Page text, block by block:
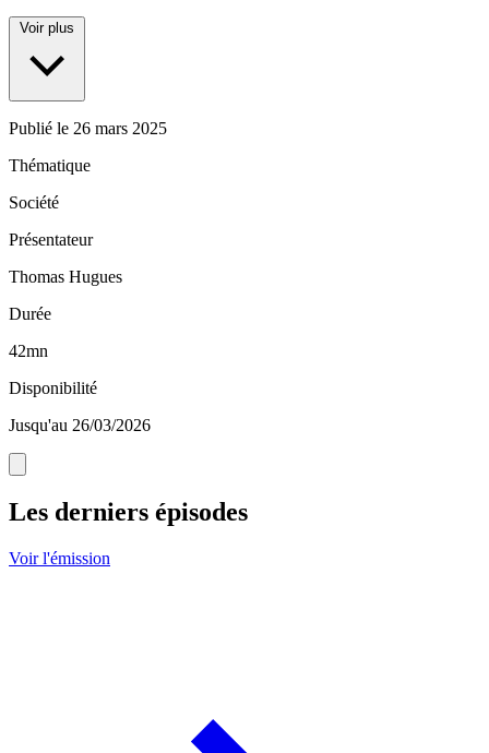
Voir plus
Publié le 26 mars 2025
Thématique
Société
Présentateur
Thomas Hugues
Durée
42mn
Disponibilité
Jusqu'au 26/03/2026
Les derniers épisodes
Voir l'émission